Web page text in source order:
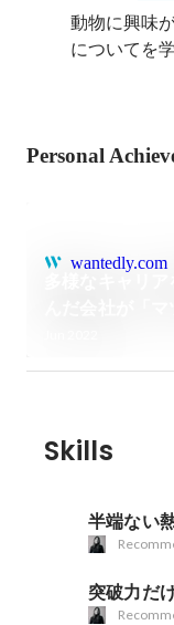
動物に興味
についてを
Personal
wantedly.com
Skills
半端ない
突破力だ